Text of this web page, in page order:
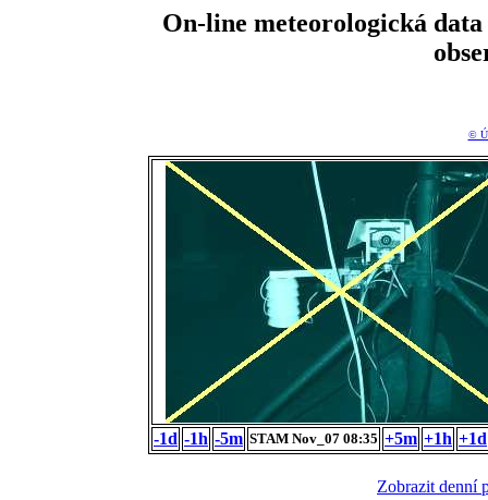
On-line meteorologická
©
-1d -1h -5m STAM Nov_07 08:35 +5m +1h +1d
Zobrazit denní